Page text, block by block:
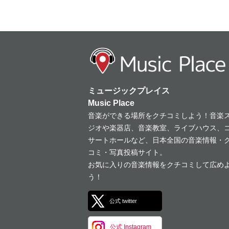
ミュージックプレイス
Music Place
音楽ができる場所をクチコミしよう！音楽
ジオや楽器店、音楽教室、ライブハウス、
サートホールなど、日本全国の音楽情報・
コミ・写真投稿サイト。
お気に入りの音楽情報をクチコミして広め
う！
公式 twitter
公式 Instagram